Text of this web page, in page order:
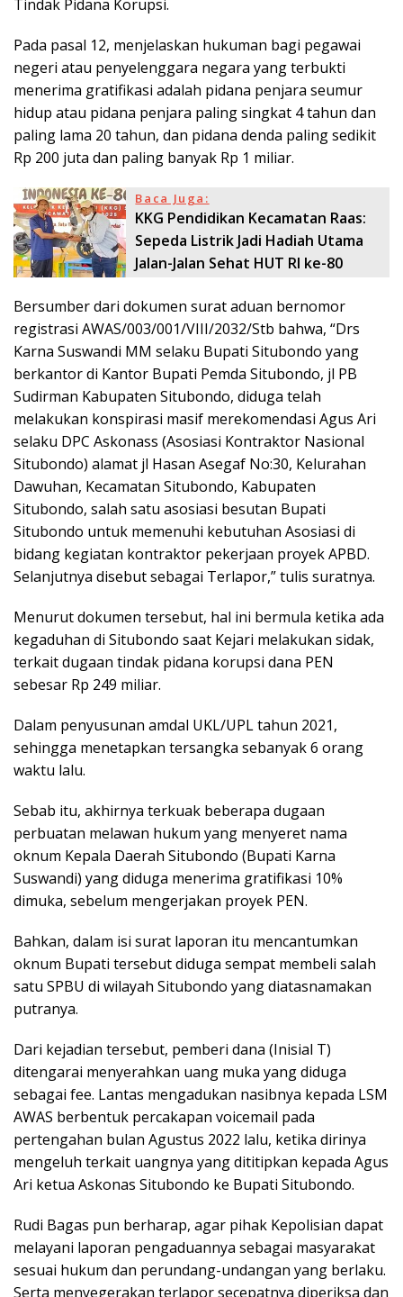
Tindak Pidana Korupsi.
Pada pasal 12, menjelaskan hukuman bagi pegawai
negeri atau penyelenggara negara yang terbukti
menerima gratifikasi adalah pidana penjara seumur
hidup atau pidana penjara paling singkat 4 tahun dan
paling lama 20 tahun, dan pidana denda paling sedikit
Rp 200 juta dan paling banyak Rp 1 miliar.
Baca Juga:
KKG Pendidikan Kecamatan Raas:
Sepeda Listrik Jadi Hadiah Utama
Jalan-Jalan Sehat HUT RI ke-80
Bersumber dari dokumen surat aduan bernomor
registrasi AWAS/003/001/VIII/2032/Stb bahwa, “Drs
Karna Suswandi MM selaku Bupati Situbondo yang
berkantor di Kantor Bupati Pemda Situbondo, jl PB
Sudirman Kabupaten Situbondo, diduga telah
melakukan konspirasi masif merekomendasi Agus Ari
selaku DPC Askonass (Asosiasi Kontraktor Nasional
Situbondo) alamat jl Hasan Asegaf No:30, Kelurahan
Dawuhan, Kecamatan Situbondo, Kabupaten
Situbondo, salah satu asosiasi besutan Bupati
Situbondo untuk memenuhi kebutuhan Asosiasi di
bidang kegiatan kontraktor pekerjaan proyek APBD.
Selanjutnya disebut sebagai Terlapor,” tulis suratnya.
Menurut dokumen tersebut, hal ini bermula ketika ada
kegaduhan di Situbondo saat Kejari melakukan sidak,
terkait dugaan tindak pidana korupsi dana PEN
sebesar Rp 249 miliar.
Dalam penyusunan amdal UKL/UPL tahun 2021,
sehingga menetapkan tersangka sebanyak 6 orang
waktu lalu.
Sebab itu, akhirnya terkuak beberapa dugaan
perbuatan melawan hukum yang menyeret nama
oknum Kepala Daerah Situbondo (Bupati Karna
Suswandi) yang diduga menerima gratifikasi 10%
dimuka, sebelum mengerjakan proyek PEN.
Bahkan, dalam isi surat laporan itu mencantumkan
oknum Bupati tersebut diduga sempat membeli salah
satu SPBU di wilayah Situbondo yang diatasnamakan
putranya.
Dari kejadian tersebut, pemberi dana (Inisial T)
ditengarai menyerahkan uang muka yang diduga
sebagai fee. Lantas mengadukan nasibnya kepada LSM
AWAS berbentuk percakapan voicemail pada
pertengahan bulan Agustus 2022 lalu, ketika dirinya
mengeluh terkait uangnya yang dititipkan kepada Agus
Ari ketua Askonas Situbondo ke Bupati Situbondo.
Rudi Bagas pun berharap, agar pihak Kepolisian dapat
melayani laporan pengaduannya sebagai masyarakat
sesuai hukum dan perundang-undangan yang berlaku.
Serta menyegerakan terlapor secepatnya diperiksa dan